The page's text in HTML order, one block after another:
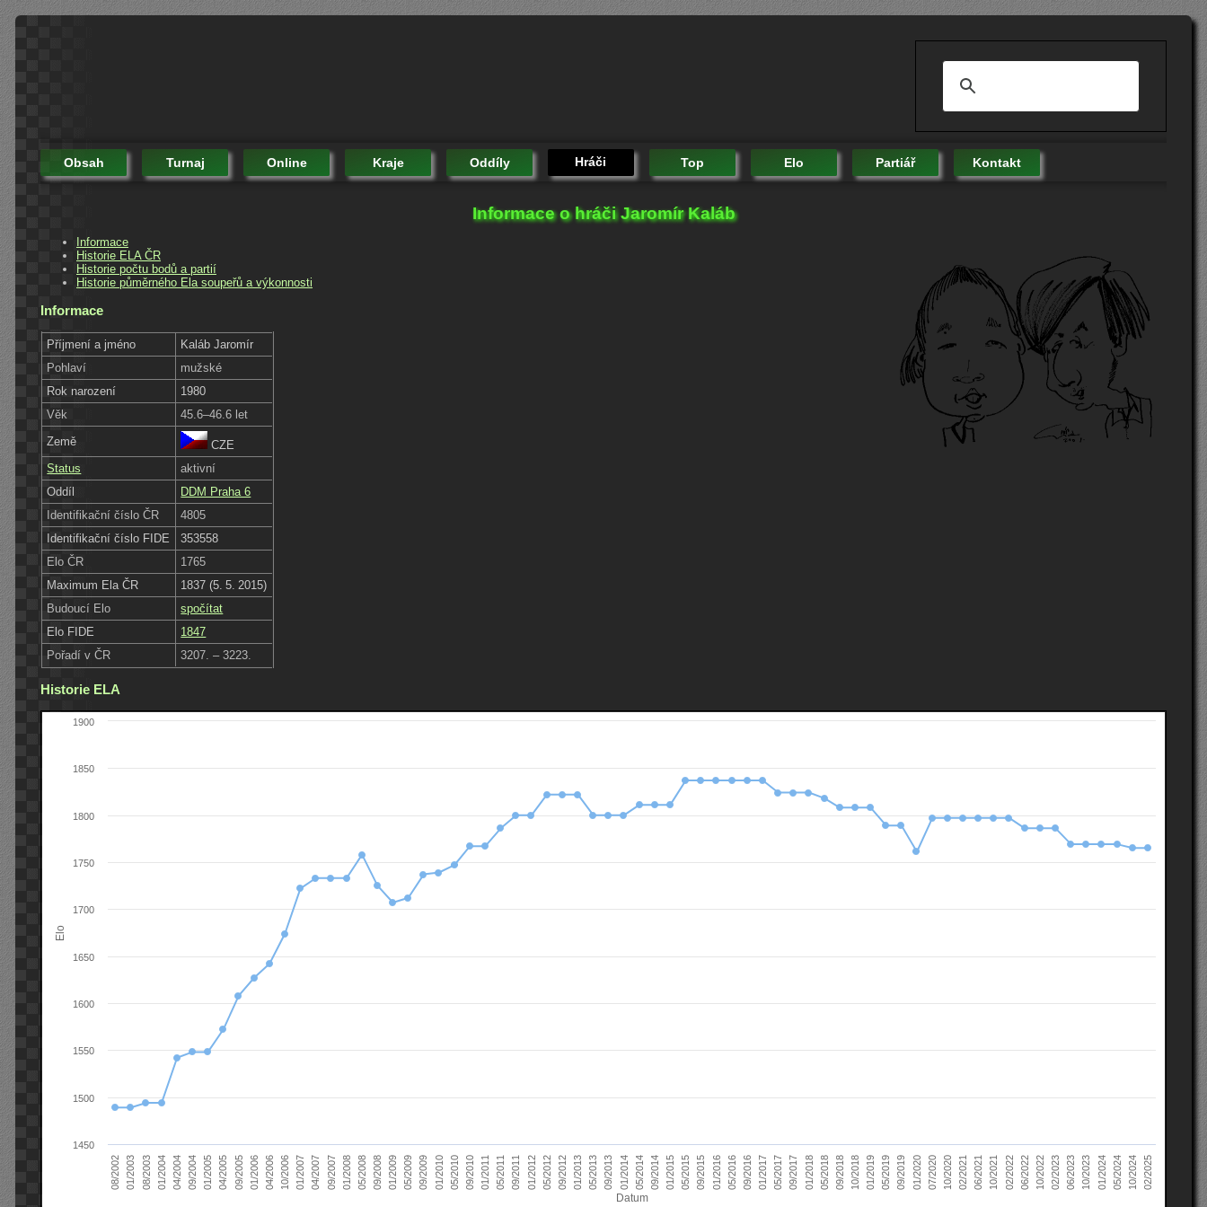
Obsah Turnaj Online Kraje Oddíly Hráči Top Elo Partiář Kontakt
Informace o hráči Jaromír Kaláb
Informace
Historie ELA ČR
Historie počtu bodů a partií
Historie půměrného Ela soupeřů a výkonnosti
Informace
Příjmení a jméno
Kaláb Jaromír
Pohlaví
mužské
Rok narození
1980
Věk
45.6–46.6 let
Země
CZE
Status
aktivní
Oddíl
DDM Praha 6
Identifikační číslo ČR
4805
Identifikační číslo FIDE
353558
Elo ČR
1765
Maximum Ela ČR
1837 (5. 5. 2015)
Budoucí Elo
spočítat
Elo FIDE
1847
Pořadí v ČR
3207. – 3223.
Historie ELA
Datum
Elo
08/2002 01/2003 08/2003 01/2004 04/2004 09/2004 01/2005 04/2005 09/2005 01/2006 04/2006 10/2006 01/2007 04/2007 09/2007 01/2008 05/2008 09/2008 01/2009 05/2009 09/2009 01/2010 05/2010 09/2010 01/2011 05/2011 09/2011 01/2012 05/2012 09/2012 01/2013 05/2013 09/2013 01/2014 05/2014 09/2014 01/2015 05/2015 09/2015 01/2016 05/2016 09/2016 01/2017 05/2017 09/2017 01/2018 05/2018 09/2018 10/2018 01/2019 05/2019 09/2019 01/2020 07/2020 10/2020 02/2021 06/2021 10/2021 02/2022 06/2022 10/2022 02/2023 06/2023 10/2023 01/2024 05/2024 10/2024 02/2025
1450
1500
1550
1600
1650
1700
1750
1800
1850
1900